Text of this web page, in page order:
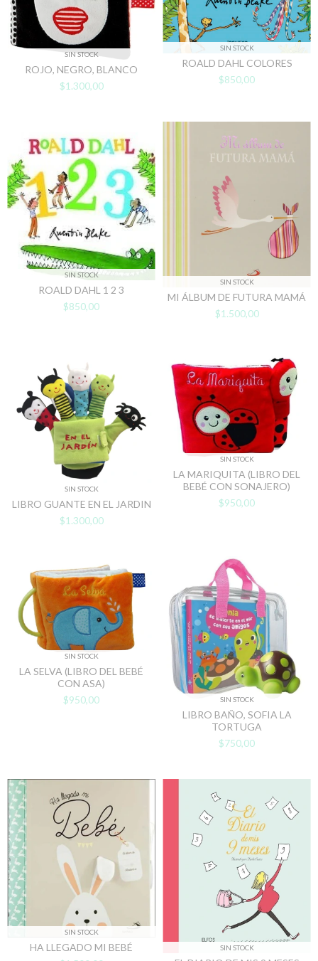
SIN STOCK
ROJO, NEGRO, BLANCO
$1.300,00
SIN STOCK
ROALD DAHL COLORES
$850,00
SIN STOCK
ROALD DAHL 1 2 3
$850,00
SIN STOCK
MI ÁLBUM DE FUTURA MAMÁ
$1.500,00
SIN STOCK
LIBRO GUANTE EN EL JARDIN
$1.300,00
SIN STOCK
LA MARIQUITA (LIBRO DEL
BEBÉ CON SONAJERO)
$950,00
SIN STOCK
LA SELVA (LIBRO DEL BEBÉ
CON ASA)
$950,00
SIN STOCK
LIBRO BAÑO, SOFIA LA
TORTUGA
$750,00
SIN STOCK
HA LLEGADO MI BEBÉ
SIN STOCK